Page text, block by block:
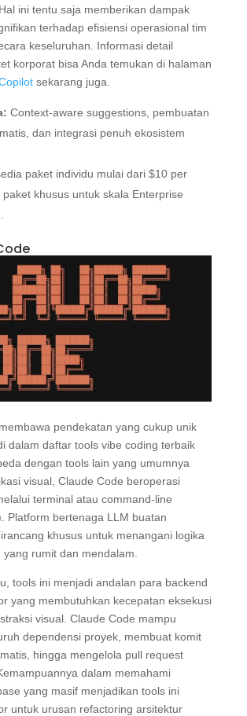
ini tentu saja memberikan dampak
terhadap efisiensi operasional tim
keseluruhan. Informasi detail
korporat bisa Anda temukan di halaman
sekarang juga.
Context-aware suggestions, pembuatan
dan integrasi penuh ekosistem
paket individu mulai dari $10 per
khusus untuk skala Enterprise
pendekatan yang cukup unik
dalam daftar tools vibe coding terbaik
dengan tools lain yang umumnya
visual, Claude Code beroperasi
terminal atau command-line
Platform bertenaga LLM buatan
khusus untuk menangani logika
rumit dan mendalam.
tools ini menjadi andalan para backend
yang membutuhkan kecepatan eksekusi
visual. Claude Code mampu
dependensi proyek, membuat komit
hingga mengelola pull request
dalam memahami
yang masif menjadikan tools ini
untuk urusan refactoring arsitektur